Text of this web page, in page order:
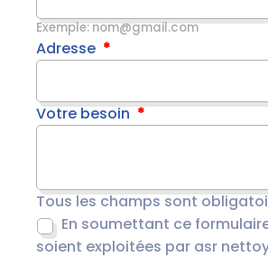
Exemple: nom@gmail.com
Adresse
Votre besoin
Tous les champs sont
En soumettant ce
soient exploitées par asr